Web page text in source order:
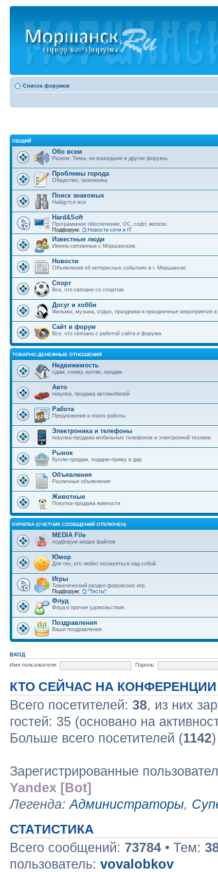
Список форумов
ОБЩИЙ
Обо всем
Разное. Темы, не вошедшие в другие форумы.
Проблемы города
Общество, экономика.
Поиск знакомых
Найдутся все
Hard&Soft
Программное обеспечение, ОС, софт, железо.
Подфорум:
Новости сети и IT
Известные люди
Имена связанные с Моршанском.
Новости
Объявления об интересных событиях в г. Моршанске
Спорт
Все, что связано со спортом.
Досуг и хобби
Фильмы, музыка, отдых, праздники и праздничные мероприятия
Сайт и форум
Все, что связано с работой сайта и форума.
ТОВАРНО-ДЕНЕЖНЫЕ ОТНОШЕНИЯ
Недвижимость
сдам, сниму, куплю, продам
Авто
покупка, продажа автомобилей
Работа
Предложения и поиск работы.
Электроника и телефоны
покупка-продажа мобильных телефонов и электронной техники
Рынок
Куплю-продам, подарю-приму в дар.
Объявления
Различные объявления
Животные
Покупка-продажа живности
КУРИЛКА (СЧЕТЧИК СООБЩЕНИЙ ОТКЛЮЧЕН)
MEDIA File
подфорум медиа файлов
Юмор
Для тех, кто любит посмеяться над собой
Игры
Тематический раздел форумских игр.
Подфорум:
"Тесты"
Флуд
Флуд и прочие удовольствия.
Поздравления
Ваши поздравления.
ВХОД
Имя пользователя:
Пароль:
КТО СЕЙЧАС НА КОНФЕРЕНЦИИ
Всего посетителей: 38, из них
гостей: 35 (основано на
Больше всего посетителей (1142
Зарегистрированные
Yandex [Bot]
Легенда:Администраторы,
СТАТИСТИКА
Всего сообщений: 73784 • Тем:
пользователь: vovalobkov